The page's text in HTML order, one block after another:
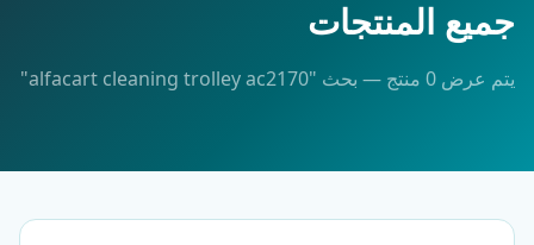
جميع المنتجات
يتم عرض 0 منتج — بحث "alfacart cleaning trolley ac2170"